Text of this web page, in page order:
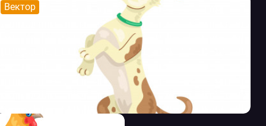
Вектор